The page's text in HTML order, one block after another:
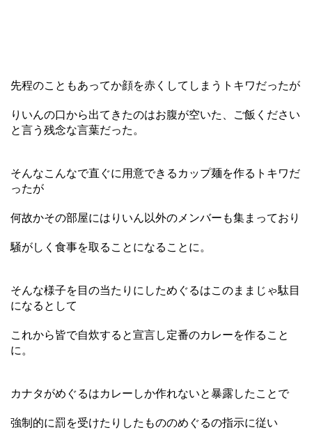
先程のこともあってか顔を赤くしてしまうトキワだったが
りいんの口から出てきたのはお腹が空いた、ご飯ください
と言う残念な言葉だった。
そんなこんなで直ぐに用意できるカップ麺を作るトキワだ
ったが
何故かその部屋にはりいん以外のメンバーも集まっており
騒がしく食事を取ることになることに。
そんな様子を目の当たりにしためぐるはこのままじゃ駄目
になるとして
これから皆で自炊すると宣言し定番のカレーを作ること
に。
カナタがめぐるはカレーしか作れないと暴露したことで
強制的に罰を受けたりしたもののめぐるの指示に従い